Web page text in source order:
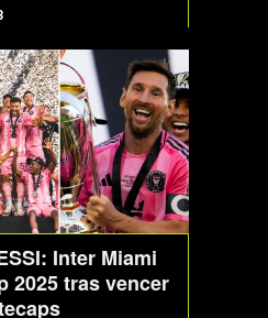
Inter Miami
2025 tras vencer